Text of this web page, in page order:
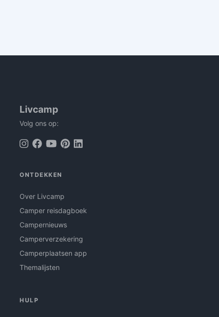
Livcamp
Volg ons op:
ONTDEKKEN
Over Livcamp
Camper reisdagboek
Campernieuws
Camperverzekering
Camperplaatsen app
Themalijsten
HULP